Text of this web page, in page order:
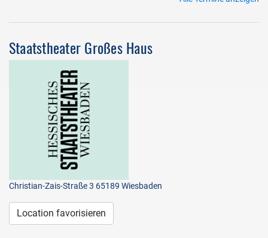
Staatstheater Großes Haus
Christian-Zais-Straße 3 65189 Wiesbaden
Location favorisieren